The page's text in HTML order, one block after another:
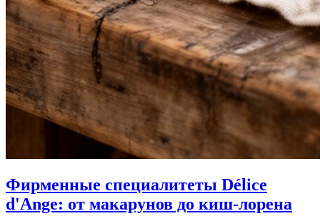
Фирменные специалитеты Délice
d'Ange: от макарунов до киш-лорена